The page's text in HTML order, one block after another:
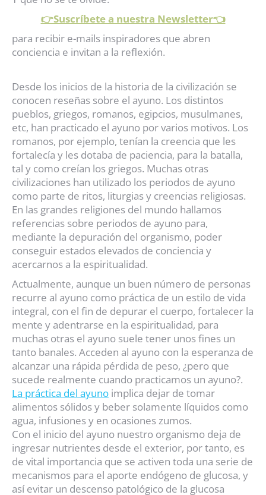
👉Suscríbete a nuestra Newsletter👈
para recibir e-mails inspiradores que abren
conciencia e invitan a la reflexión.
Desde los inicios de la historia de la civilización se
conocen reseñas sobre el ayuno. Los distintos
pueblos, griegos, romanos, egipcios, musulmanes,
etc, han practicado el ayuno por varios motivos. Los
romanos, por ejemplo, tenían la creencia que les
fortalecía y les dotaba de paciencia, para la batalla,
tal y como creían los griegos. Muchas otras
civilizaciones han utilizado los periodos de ayuno
como parte de ritos, liturgias y creencias religiosas.
En las grandes religiones del mundo hallamos
referencias sobre periodos de ayuno para,
mediante la depuración del organismo, poder
conseguir estados elevados de conciencia y
acercarnos a la espiritualidad.
Actualmente, aunque un buen número de personas
recurre al ayuno como práctica de un estilo de vida
integral, con el fin de depurar el cuerpo, fortalecer la
mente y adentrarse en la espiritualidad, para
muchas otras el ayuno suele tener unos fines un
tanto banales. Acceden al ayuno con la esperanza de
alcanzar una rápida pérdida de peso, ¿pero que
sucede realmente cuando practicamos un ayuno?.
La práctica del ayuno implica dejar de tomar
alimentos sólidos y beber solamente líquidos como
agua, infusiones y en ocasiones zumos.
Con el inicio del ayuno nuestro organismo deja de
ingresar nutrientes desde el exterior, por tanto, es
de vital importancia que se activen toda una serie de
mecanismos para el aporte endógeno de glucosa, y
así evitar un descenso patológico de la glucosa